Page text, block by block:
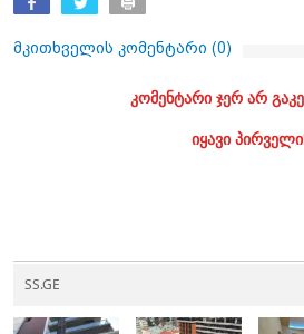
მკითხველის კომენტარი (0)
კომენტარი ჯერ არ
იყავი
SS.GE